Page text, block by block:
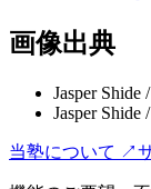
画像出典
Jasper Shide /
Jasper Shide /
当塾について ↗